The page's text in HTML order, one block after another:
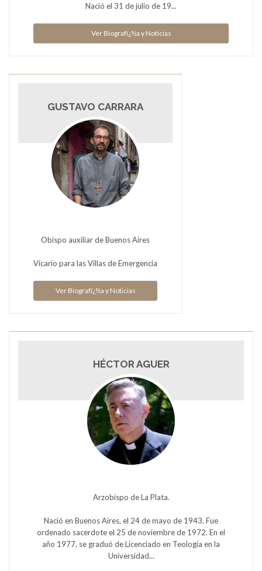
Nació el 31 de julio de 19...
Ver Biografï¿½a y Noticias
GUSTAVO CARRARA
Obispo auxiliar de Buenos Aires
Vicario para las Villas de Emergencia
Ver Biografï¿½a y Noticias
HÉCTOR AGUER
Arzobispo de La Plata.
Nació en Buenos Aires, el 24 de mayo de 1943. Fue
ordenado sacerdote el 25 de noviembre de 1972. En el
año 1977, se graduó de Licenciado en Teología en la
Universidad...